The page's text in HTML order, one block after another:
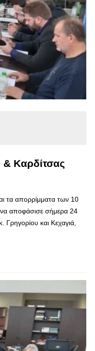
Καρδίτσας
τα απορρίμματα των 10
αποφάσισε σήμερα 24
και Κεχαγιά,